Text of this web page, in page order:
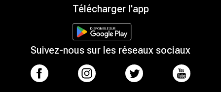
Télécharger l'app
Suivez-nous sur les réseaux sociaux